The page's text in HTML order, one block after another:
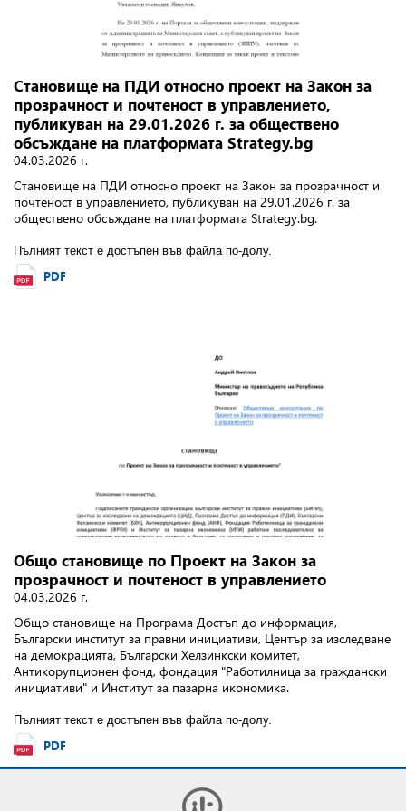
Становище на ПДИ относно проект на Закон за
прозрачност и почтеност в управлението,
публикуван на 29.01.2026 г. за обществено
обсъждане на платформата Strategy.bg
04.03.2026 г.
Становище на ПДИ относно проект на Закон за прозрачност и
почтеност в управлението, публикуван на 29.01.2026 г. за
обществено обсъждане на платформата Strategy.bg.
Пълният текст е достъпен във файла по-долу.
PDF
Общо становище по Проект на Закон за
прозрачност и почтеност в управлението
04.03.2026 г.
Общо становище на Програма Достъп до информация,
Български институт за правни инициативи, Център за изследване
на демокрацията, Български Хелзинкски комитет,
Антикорупционен фонд, фондация "Работилница за граждански
инициативи" и Институт за пазарна икономика.
Пълният текст е достъпен във файла по-долу.
PDF